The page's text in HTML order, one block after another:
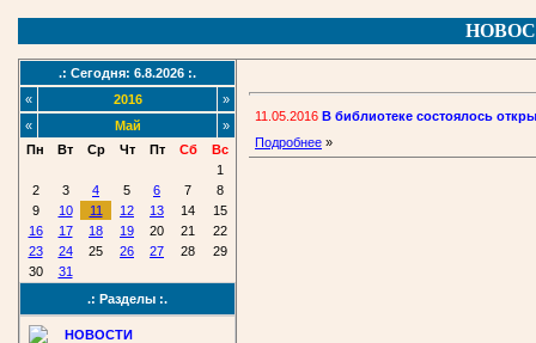
.: Сегодня: 6.8.2026 :.
«
2016
»
«
Май
»
Пн
Вт Ср Чт Пт Сб
Вс
1
2
3 4 5 6 7
8
9
10 11 12 13 14
15
16
17 18 19 20 21
22
23
24 25 26 27 28
29
30
31
.: Разделы :.
НОВОСТИ
11.05.2016 В библиотеке состоялось
Подробнее »